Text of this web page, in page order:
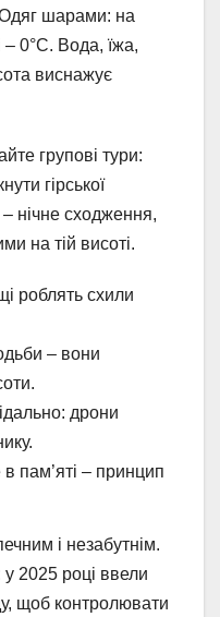
Одяг шарами: на
– 0°C. Вода, їжа,
виснажує
групові тури:
гірської
нічне сходження,
на тій висоті.
роблять схили
– вони
дрони
пам’яті – принцип
і незабутнім.
2025 році ввели
щоб контролювати